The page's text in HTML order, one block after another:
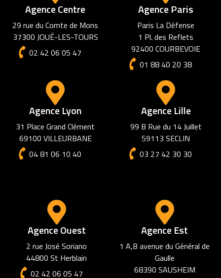
Agence Centre
29 rue du Comte de Mons
37300 JOUÉ-LES-TOURS
02 42 06 05 47
Agence Paris
Paris La Défense
1 Pl. des Reflets
92400 COURBEVOIE
01 88 40 20 38
Agence Lyon
31 Place Grand Clément
69100 VILLEURBANE
04 81 06 10 40
Agence Lille
99 B Rue du 14 Juillet
59113 SECLIN
03 27 42 30 30
Agence Amiens
72 rue des Jacobins
80000 AMIENS